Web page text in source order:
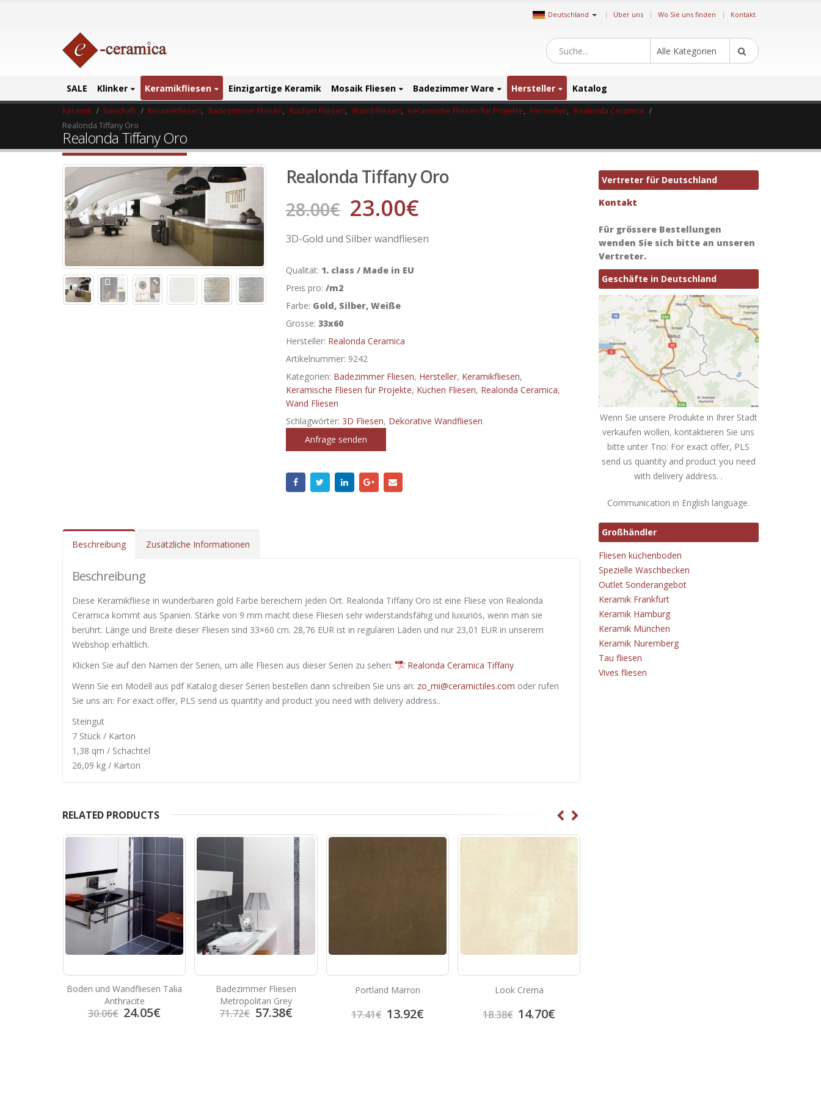
Deutschland | Über uns Wo Sie uns finden Kontakt
Alle Kategorien
SALE Klinker Keramikfliesen Einzigartige Keramik Mosaik Fliesen Badezimmer Ware Hersteller Katalog
Keramik Geschäft Keramikfliesen, Badezimmer Fliesen, Küchen Fliesen, Wand Fliesen, Keramische Fliesen für Projekte, Hersteller, Realonda Ceramica
Realonda Tiffany Oro
Realonda Tiffany Oro
Realonda Tiffany Oro
28.00€ 23.00€
3D-Gold und Silber wandfliesen
Qualität: 1. class / Made in EU
Preis pro: /m2
Farbe: Gold, Silber, Weiße
Grosse: 33x60
Hersteller: Realonda Ceramica
Artikelnummer: 9242
Kategorien: Badezimmer Fliesen, Hersteller, Keramikfliesen,
Keramische Fliesen für Projekte, Küchen Fliesen, Realonda Ceramica,
Wand Fliesen
Schlagwörter: 3D Fliesen, Dekorative Wandfliesen
Anfrage senden
Beschreibung Zusätzliche Informationen
Beschreibung
Diese Keramikfliese in wunderbaren gold Farbe bereichern jeden Ort. Realonda Tiffany Oro ist eine Fliese von Realonda
Ceramica kommt aus Spanien. Stärke von 9 mm macht diese Fliesen sehr widerstandsfähig und luxuriös, wenn man sie
berührt. Länge und Breite dieser Fliesen sind 33×60 cm. 28,76 EUR ist in regulären Läden und nur 23,01 EUR in unserem
Webshop erhältlich.
Klicken Sie auf den Namen der Serien, um alle Fliesen ​​aus dieser Serien zu sehen:
Realonda Ceramica Tiffany
Wenn Sie ein Modell aus pdf Katalog dieser Serien bestellen dann schreiben Sie uns an: zo_mi@ceramictiles.com oder rufen
Sie uns an: For exact offer, PLS send us quantity and product you need with delivery address..
Steingut
7 Stück / Karton
1,38 qm / Schachtel
26,09 kg / Karton
RELATED PRODUCTS
Boden und Wandfliesen Talia
Anthracite
30.06€ 24.05€
Badezimmer Fliesen
Metropolitan Grey
71.72€ 57.38€
Portland Marron
17.41€ 13.92€
Look Crema
18.38€ 14.70€
Vertreter für Deutschland
Kontakt
Für grössere Bestellungen
wenden Sie sich bitte an unseren
Vertreter.
Geschäfte in Deutschland
Wenn Sie unsere Produkte in Ihrer Stadt
verkaufen wollen, kontaktieren Sie uns
bitte unter Tno: For exact offer, PLS
send us quantity and product you need
with delivery address. .
Communication in English language.
Großhändler
Fliesen küchenboden
Spezielle Waschbecken
Outlet Sonderangebot
Keramik Frankfurt
Keramik Hamburg
Keramik München
Keramik Nuremberg
Tau fliesen
Vives fliesen